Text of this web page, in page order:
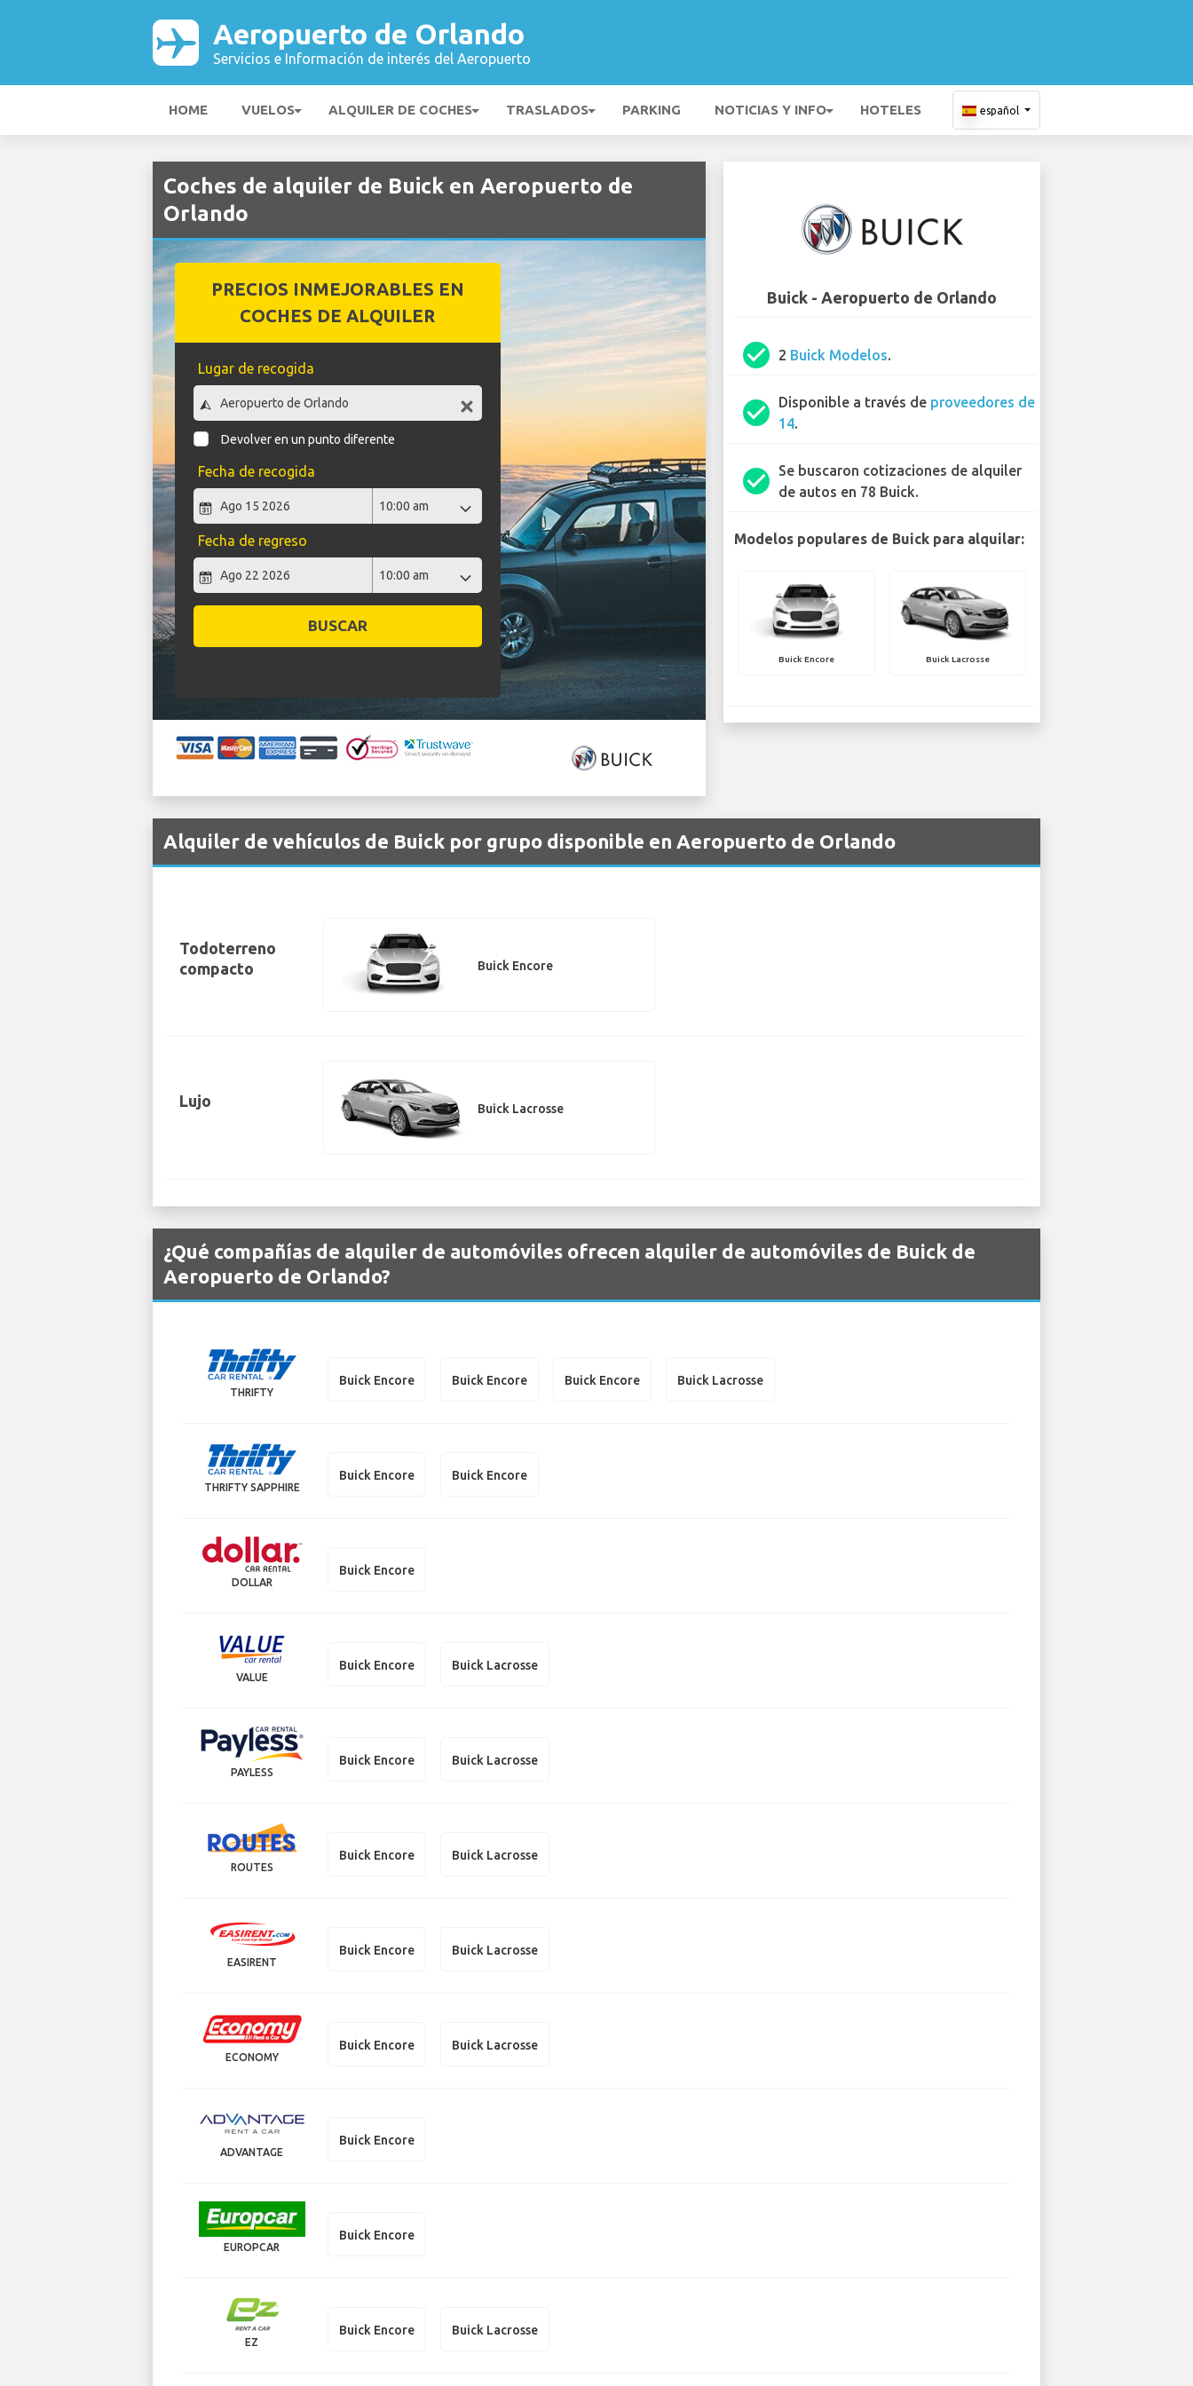
Aeropuerto de Orlando
Servicios e Información de interés del Aeropuerto
HOME VUELOS ALQUILER DE COCHES TRASLADOS PARKING NOTICIAS Y INFO HOTELES español
Coches de alquiler de Buick en Aeropuerto de
Orlando
PRECIOS INMEJORABLES EN
COCHES DE ALQUILER
Lugar de recogida
Devolver en un punto diferente
Fecha de recogida
Fecha de regreso
BUSCAR
Buick - Aeropuerto de Orlando
check_circle 2 Buick Modelos.
check_circle Disponible a través de proveedores de
14.
check_circle
Se buscaron cotizaciones de alquiler
de autos en 78 Buick.
Modelos populares de Buick para alquilar:
Buick Encore Buick Lacrosse
Alquiler de vehículos de Buick por grupo disponible en Aeropuerto de Orlando
Todoterreno
compacto
Buick Encore
Lujo Buick Lacrosse
¿Qué compañías de alquiler de automóviles ofrecen alquiler de automóviles de Buick de
Aeropuerto de Orlando?
THRIFTY
Buick Encore Buick Encore Buick Encore Buick Lacrosse
THRIFTY SAPPHIRE
Buick Encore Buick Encore
DOLLAR
Buick Encore
VALUE
Buick Encore Buick Lacrosse
PAYLESS
Buick Encore Buick Lacrosse
ROUTES
Buick Encore Buick Lacrosse
EASIRENT
Buick Encore Buick Lacrosse
ECONOMY
Buick Encore Buick Lacrosse
ADVANTAGE
Buick Encore
EUROPCAR
Buick Encore
EZ
Buick Encore Buick Lacrosse